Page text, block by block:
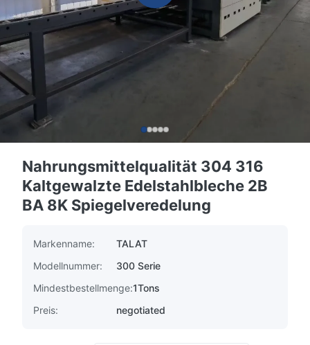
Nahrungsmittelqualität 304 316
Kaltgewalzte Edelstahlbleche 2B
BA 8K Spiegelveredelung
Markenname:
TALAT
Modellnummer:
300 Serie
Mindestbestellmenge:1Tons
Preis:
negotiated